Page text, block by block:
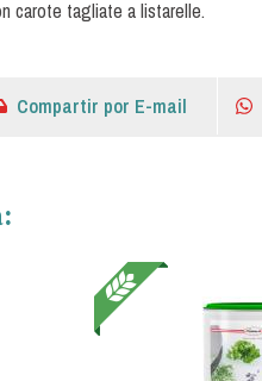
carote tagliate a listarelle.
Compartir por E-mail